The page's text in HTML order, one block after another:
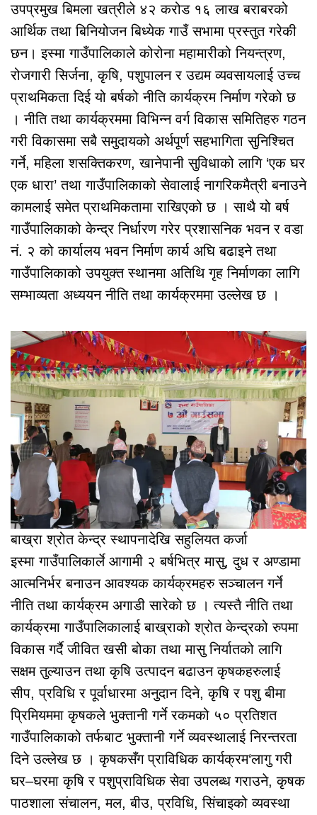
उपप्रमुख बिमला खत्रीले ४२ करोड १६ लाख बराबरको
आर्थिक तथा बिनियोजन बिध्येक गाउँ सभामा प्रस्तुत गरेकी
छन। इस्मा गाउँपालिकाले कोरोना महामारीको नियन्त्रण,
रोजगारी सिर्जना, कृषि, पशुपालन र उद्यम व्यवसायलाई उच्च
प्राथमिकता दिई यो बर्षको नीति कार्यक्रम निर्माण गरेको छ
। नीति तथा कार्यक्रममा विभिन्न वर्ग विकास समितिहरु गठन
गरी विकासमा सबै समुदायको अर्थपूर्ण सहभागिता सुनिश्चित
गर्ने, महिला शसक्तिकरण, खानेपानी सुविधाको लागि ‘एक घर
एक धारा’ तथा गाउँपालिकाको सेवालाई नागरिकमैत्री बनाउने
कामलाई समेत प्राथमिकतामा राखिएको छ । साथै यो बर्ष
गाउँपालिकाको केन्द्र निर्धारण गरेर प्रशासनिक भवन र वडा
नं. २ को कार्यालय भवन निर्माण कार्य अघि बढाइने तथा
गाउँपालिकाको उपयुक्त स्थानमा अतिथि गृह निर्माणका लागि
सम्भाव्यता अध्ययन नीति तथा कार्यक्रममा उल्लेख छ ।
बाख्रा श्रोत केन्द्र स्थापनादेखि सहुलियत कर्जा
इस्मा गाउँपालिकार्ले आगामी २ बर्षभित्र मासु, दुध र अण्डामा
आत्मनिर्भर बनाउन आवश्यक कार्यक्रमहरु सञ्चालन गर्ने
नीति तथा कार्यक्रम अगाडी सारेको छ । त्यस्तै नीति तथा
कार्यक्रमा गाउँपालिकालाई बाख्राको श्रोत केन्द्रको रुपमा
विकास गर्दै जीवित खसी बोका तथा मासु निर्यातको लागि
सक्षम तुल्याउन तथा कृषि उत्पादन बढाउन कृषकहरुलाई
सीप, प्रविधि र पूर्वाधारमा अनुदान दिने, कृषि र पशु बीमा
प्रिमियममा कृषकले भुक्तानी गर्ने रकमको ५० प्रतिशत
गाउँपालिकाको तर्फबाट भुक्तानी गर्ने व्यवस्थालाई निरन्तरता
दिने उल्लेख छ । कृषकसँग प्राविधिक कार्यक्रम‘लागु गरी
घर–घरमा कृषि र पशुप्राविधिक सेवा उपलब्ध गराउने, कृषक
पाठशाला संचालन, मल, बीउ, प्रविधि, सिंचाइको व्यवस्था